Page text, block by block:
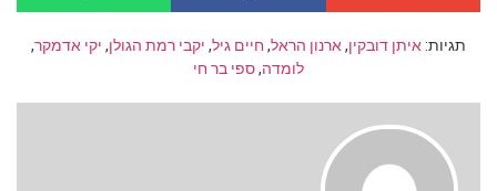
תגיות: איתן דובקין, ארנון הראל, חיים גיל, יקבי רמת הגולן, יקי אדמקר,
לומדה,ספי בר חי